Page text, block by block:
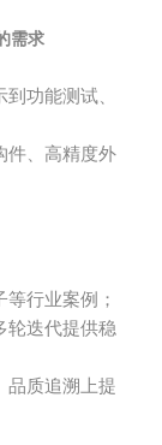
需求
功能测试、
件、高精度外
行业案例；
轮迭代提供稳
品质追溯上提